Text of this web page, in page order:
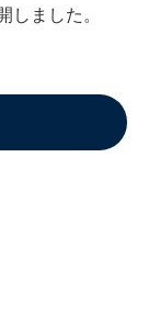
しました。